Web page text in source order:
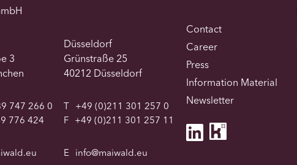
3
747 266 0
776 424
Düsseldorf
Grünstraße 25
40212 Düsseldorf
T
+49 (0)211 301 257 0
F
+49 (0)211 301 257 11
E info@maiwald.eu
Contact
Career
Press
Information Material
Newsletter